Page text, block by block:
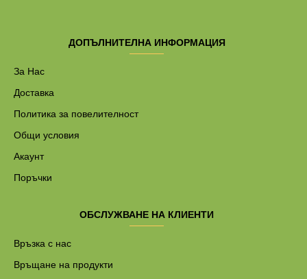
ДОПЪЛНИТЕЛНА ИНФОРМАЦИЯ
За Нас
Доставка
Политика за повелителност
Общи условия
Акаунт
Поръчки
ОБСЛУЖВАНЕ НА КЛИЕНТИ
Връзка с нас
Връщане на продукти